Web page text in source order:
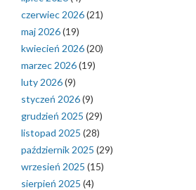
czerwiec 2026(21)
maj 2026(19)
kwiecień 2026(20)
marzec 2026(19)
luty 2026(9)
styczeń 2026(9)
grudzień 2025 (29)
listopad 2025 (28)
październik 2025 (29)
wrzesień 2025 (15)
sierpień 2025 (4)